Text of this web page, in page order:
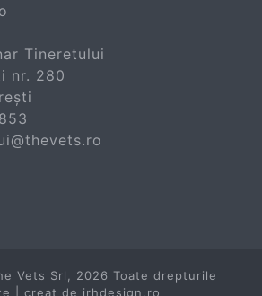
Tineretului
nr. 280
Vets Srl, 2026 Toate drepturile
| creat de irhdesign.ro